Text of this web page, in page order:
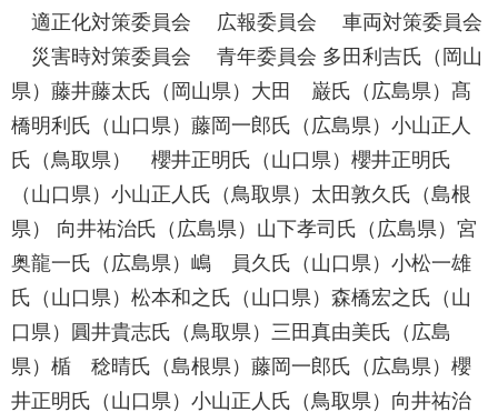
適正化対策委員会 広報委員会 車両対策委員会
災害時対策委員会 青年委員会 多田利吉氏（岡山
県）藤井藤太氏（岡山県）大田 巌氏（広島県）髙
橋明利氏（山口県）藤岡一郎氏（広島県）小山正人
氏（鳥取県） 櫻井正明氏（山口県）櫻井正明氏
（山口県）小山正人氏（鳥取県）太田敦久氏（島根
県） 向井祐治氏（広島県）山下孝司氏（広島県）宮
奥龍一氏（広島県）嶋 員久氏（山口県）小松一雄
氏（山口県）松本和之氏（山口県）森橋宏之氏（山
口県）圓井貴志氏（鳥取県）三田真由美氏（広島
県）楯 稔晴氏（島根県）藤岡一郎氏（広島県）櫻
井正明氏（山口県）小山正人氏（鳥取県）向井祐治